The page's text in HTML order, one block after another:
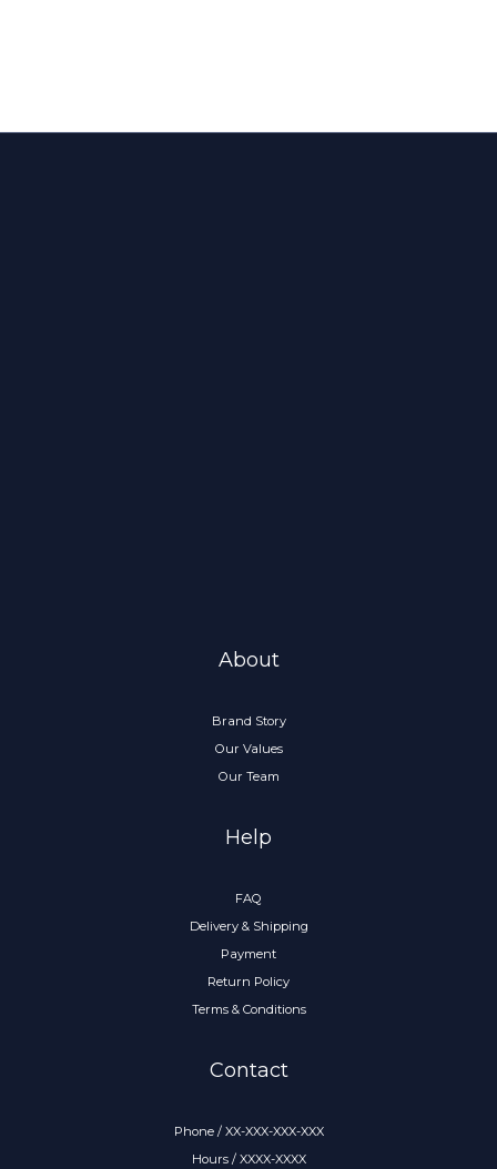
About
Brand Story
Our Values
Our Team
Help
FAQ
Delivery & Shipping
Payment
Return Policy
Terms & Conditions
Contact
Phone / XX-XXX-XXX-XXX
Hours / XXXX-XXXX